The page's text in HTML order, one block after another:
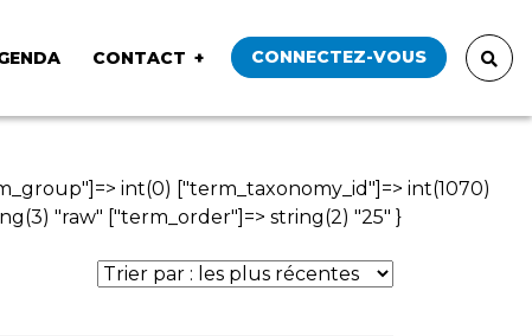
CONTACT CONNECTEZ-VOUS
int(0) ["term_taxonomy_id"]=> int(1070)
"raw" ["term_order"]=> string(2) "25" }